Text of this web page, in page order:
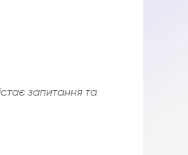
запитання та